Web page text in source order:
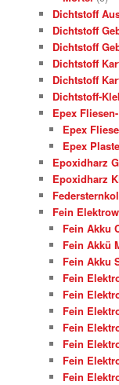
Dichtstoff
Dichtstoff
Dichtstoff
Dichtstoff
Dichtstoff
Dichtstoff-
Epex
Epex
Epex
Epoxidharz
Epoxidharz
Fein
Fein Akku
Fein Akkü
Fein Akku
Fein
Fein
Fein
Fein
Fein
Fein
Fein